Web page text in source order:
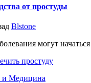
от простуды
Blstone
могут
и Медицина